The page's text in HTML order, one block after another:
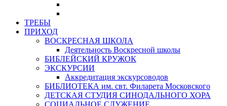
ТРЕБЫ
ПРИХОД
ВОСКРЕСНАЯ ШКОЛА
Деятельность Воскресной школы
БИБЛЕЙСКИЙ КРУЖОК
ЭКСКУРСИИ
Аккредитация экскурсоводов
БИБЛИОТЕКА им. свт. Филарета Московского
ДЕТСКАЯ СТУДИЯ СИНОДАЛЬНОГО ХОРА
СОЦИАЛЬНОЕ СЛУЖЕНИЕ